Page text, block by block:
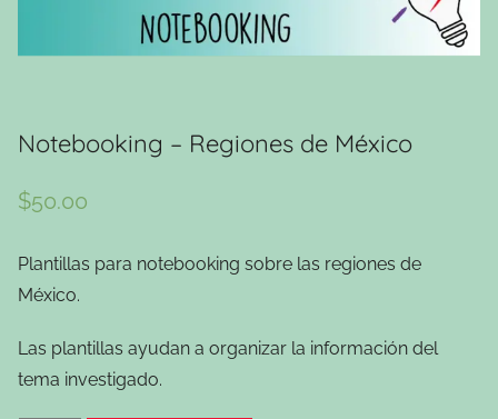
Notebooking – Regiones de México
$50.00
Plantillas para notebooking sobre las regiones de
México.
Las plantillas ayudan a organizar la información del
tema investigado.